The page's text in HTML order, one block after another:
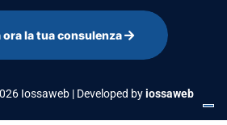
ora la tua consulenza
Iossaweb | Developed byiossaweb